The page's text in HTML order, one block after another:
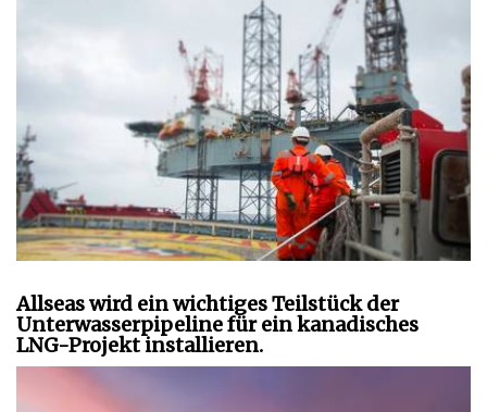
Allseas wird ein wichtiges Teilstück der
Unterwasserpipeline für ein kanadisches
LNG-Projekt installieren.